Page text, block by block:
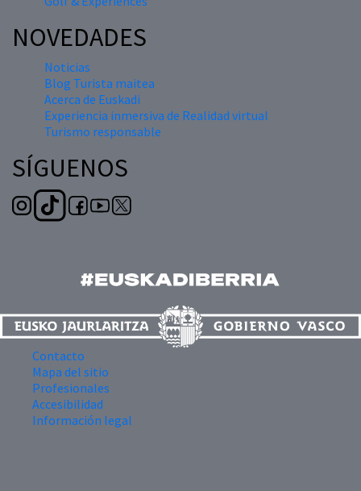
NOVEDADES
Noticias
Blog Turista maitea
Acerca de Euskadi
Experiencia inmersiva de Realidad virtual
Turismo responsable
SÍGUENOS
Contacto
Mapa del sitio
Profesionales
Accesibilidad
Información legal